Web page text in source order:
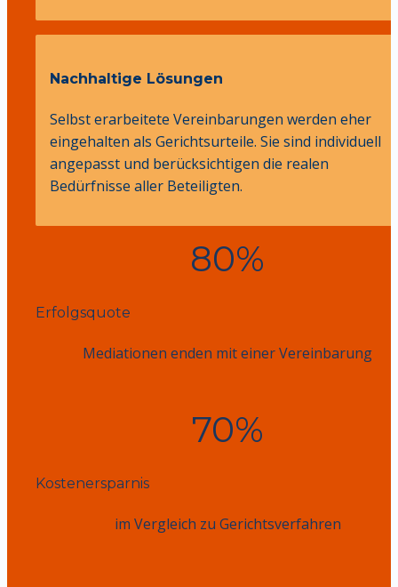
Nachhaltige Lösungen
Selbst erarbeitete Vereinbarungen werden eher
eingehalten als Gerichtsurteile. Sie sind individuell
angepasst und berücksichtigen die realen
Bedürfnisse aller Beteiligten.
80%
Erfolgsquote
Mediationen enden mit einer Vereinbarung
70%
Kostenersparnis
im Vergleich zu Gerichtsverfahren